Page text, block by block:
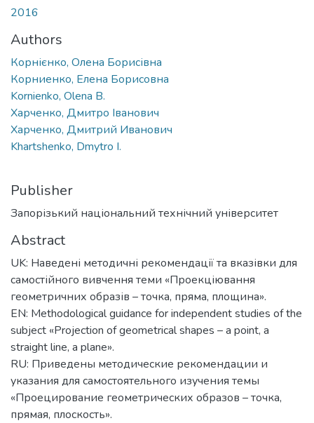
2016
Authors
Корнієнко, Олена Борисівна
Корниенко, Елена Борисовна
Kornienko, Olena B.
Харченко, Дмитро Іванович
Харченко, Дмитрий Иванович
Khartshenko, Dmytro I.
Publisher
Запорізький національний технічний університет
Abstract
UK: Наведені методичні рекомендації та вказівки для
самостійного вивчення теми «Проекціювання
геометричних образів – точка, пряма, площина».
EN: Methodological guidance for independent studies of the
subject «Projection of geometrical shapes – a point, a
straight line, a plane».
RU: Приведены методические рекомендации и
указания для самостоятельного изучения темы
«Проецирование геометрических образов – точка,
прямая, плоскость».